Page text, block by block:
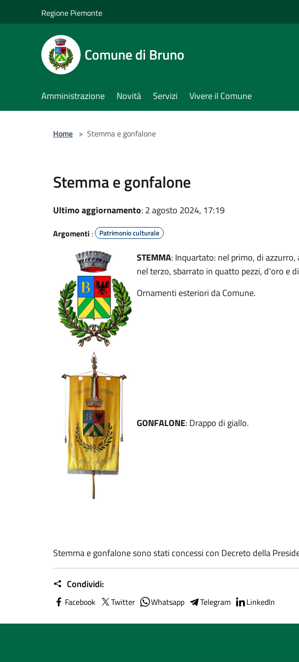
Regione Piemonte
Comune di Bruno
Amministrazione Novità Servizi Vivere il Comune
Home > Stemma e gonfalone
Stemma e gonfalone
Ultimo aggiornamento: 2 agosto 2024, 17:19
Argomenti : Patrimonio culturale
STEMMA: Inquartato: nel primo, di
nel terzo, sbarrato in quatto pezzi, d'oro e
Ornamenti esteriori da Comune.
GONFALONE: Drappo di giallo.
Stemma e gonfalone sono stati concessi con Decreto della
Condividi:
Facebook Twitter Whatsapp Telegram LinkedIn